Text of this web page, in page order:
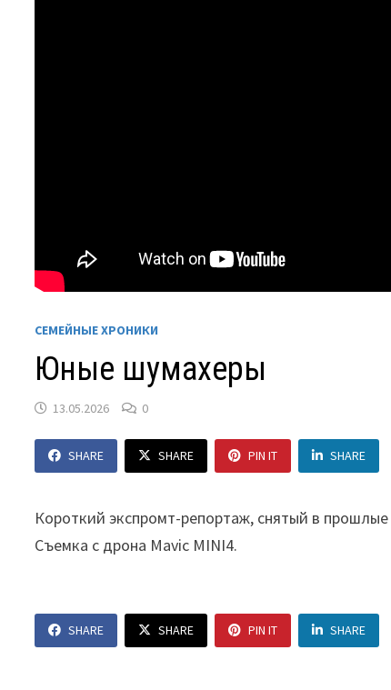
СЕМЕЙНЫЕ ХРОНИКИ
Юные шумахеры
13.05.2026 0
SHARE SHARE PIN IT SHARE
Короткий экспромт-репортаж, снятый в
Съемка с дрона Mavic MINI4.
SHARE SHARE PIN IT SHARE